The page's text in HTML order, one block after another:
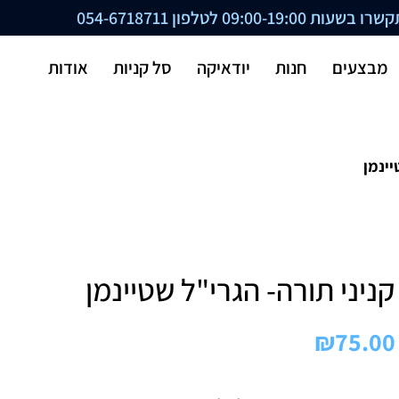
09:00-19:00 לטלפון 054-6718711
מבצעים חנות יודאיקה סל קניות אודות
קניני תורה- הגרי"ל שטיינמן
₪75.00